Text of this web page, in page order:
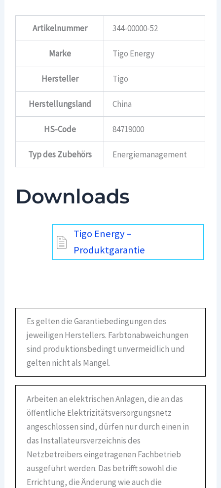
Artikelnummer 344-00000-52
Marke Tigo Energy
Hersteller Tigo
Herstellungsland China
HS-Code 84719000
Typ des Zubehörs Energiemanagement
Downloads
Tigo Energy –
Produktgarantie
Es gelten die Garantiebedingungen des
jeweiligen Herstellers. Farbtonabweichungen
sind produktionsbedingt unvermeidlich und
gelten nicht als Mangel.
Arbeiten an elektrischen Anlagen, die an das
öffentliche Elektrizitätsversorgungsnetz
angeschlossen sind, dürfen nur durch einen in
das Installateursverzeichnis des
Netzbetreibers eingetragenen Fachbetrieb
ausgeführt werden. Das betrifft sowohl die
Errichtung, die Änderung wie auch die